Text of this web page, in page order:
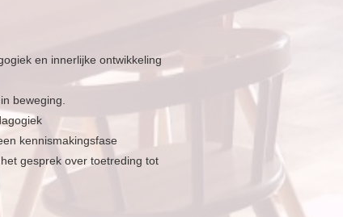
en innerlijke ontwikkeling
beweging.
kennismakingsfase
gesprek over toetreding tot